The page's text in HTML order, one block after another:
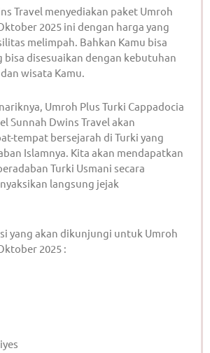
Travel menyediakan paket Umroh
2025 ini dengan harga yang
melimpah. Bahkan Kamu bisa
bisa disesuaikan dengan kebutuhan
wisata Kamu.
Umroh Plus Turki Cappadocia
Sunnah Dwins Travel akan
tempat bersejarah di Turki yang
Islamnya. Kita akan mendapatkan
Turki Usmani secara
langsung jejak
yang akan dikunjungi untuk Umroh
2025 :